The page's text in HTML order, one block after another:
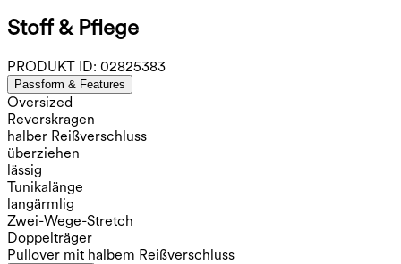
Stoff & Pflege
PRODUKT ID: 02825383
Passform & Features
Oversized
Reverskragen
halber Reißverschluss
überziehen
lässig
Tunikalänge
langärmlig
Zwei-Wege-Stretch
Doppelträger
Pullover mit halbem Reißverschluss